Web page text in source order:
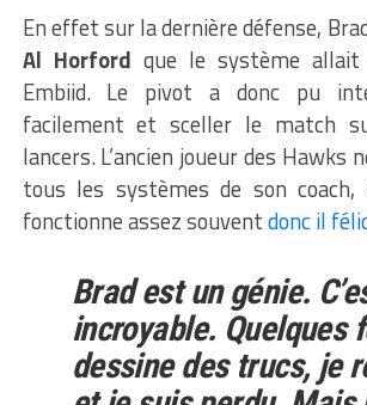
En effet sur la dernière défense,
Al Horford que le système
Embiid. Le pivot a donc pu
facilement et sceller le match
lancers. L’ancien joueur des Hawks
tous les systèmes de son coach,
fonctionne assez souventdonc il
Brad est un génie.
incroyable. Quelques
dessine des trucs, je